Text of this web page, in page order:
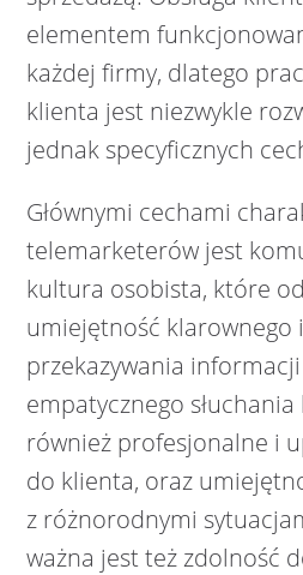
elementem
każdej firmy, dlatego
klienta jest niezwykle
jednak specyficznych
Głównymi cechami
telemarketerów jest
kultura osobista, które
umiejętność klarownego
przekazywania
empatycznego
również profesjonalne i
do klienta, oraz
z różnorodnymi
ważna jest też zdolność